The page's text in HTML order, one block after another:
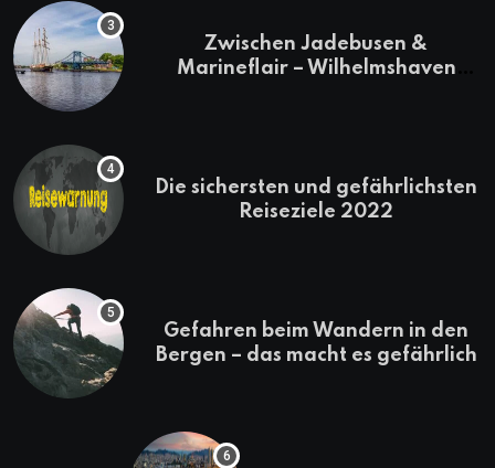
Zwischen Jadebusen &
Marineflair – Wilhelmshaven
Die sichersten und gefährlichsten
Reiseziele 2022
Gefahren beim Wandern in den
Bergen – das macht es gefährlich